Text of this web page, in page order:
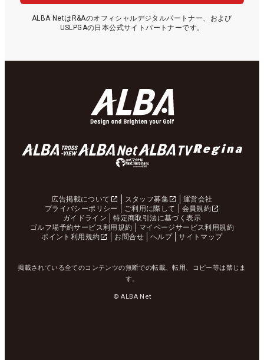
ALBA NetはR&Aのオフィシャルデジタルパートナー、および
USLPGAの日本公式サイトパートナーです。
広告掲載について スタッフ募集
運営会社
プライバシーポリシー
ご利用に際して
会員規約
ガイドライン
特定商取引法に基づく表示
ゴルフ場予約サービス利用規約
マイページサービス利用規約
ポイント利用規約
お問合せ ヘルプ サイトマップ
掲載されている全てのコンテンツの無断での転載、転用、コピー等は禁じま
す。
© ALBA Net